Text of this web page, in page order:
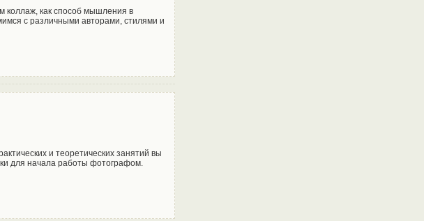
коллаж, как способ мышления в
с различными авторами, стилями и
и теоретических занятий вы
для начала работы фотографом.